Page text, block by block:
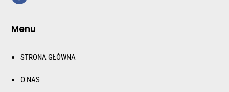
Menu
STRONA GŁÓWNA
O NAS